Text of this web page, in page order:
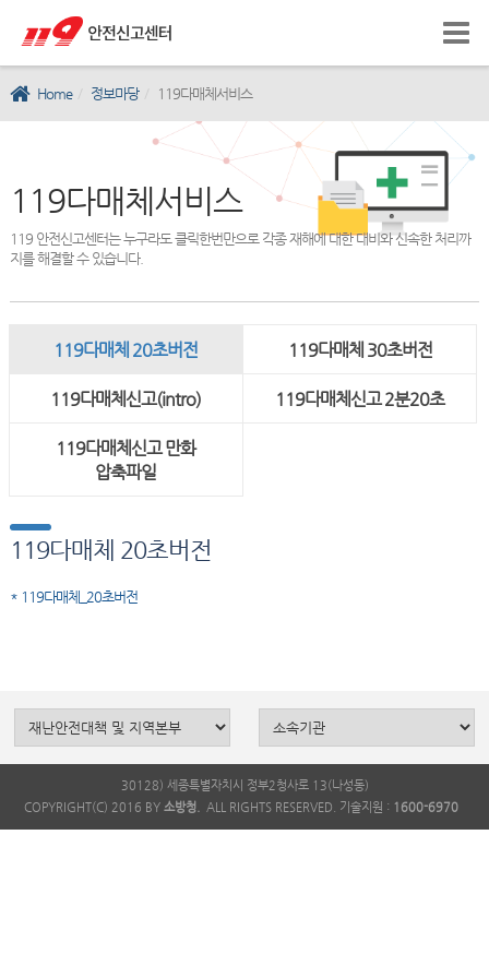
Home 정보마당 119다매체서비스
119다매체서비스
119 안전신고센터는 누구라도 클릭한번만으로 각종 재해에 대한 대비와 신속한 처리까
지를 해결할 수 있습니다.
119다매체 20초버전 119다매체 30초버전
119다매체신고(intro) 119다매체신고 2분20초
119다매체신고 만화
압축파일
119다매체 20초버전
* 119다매체_20초버전
30128) 세종특별자치시 정부2청사로 13(나성동)
COPYRIGHT(C) 2016 BY 소방청. ALL RIGHTS RESERVED. 기술지원 : 1600-6970